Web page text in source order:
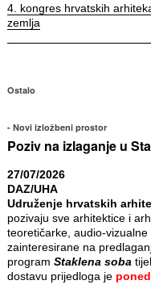
4. kongres hrvatskih
zemlja
Ostalo
Novi izložbeni prostor
Poziv na izlaganje u
27/07/2026
DAZ/UHA
Udruženje hrvatskih
pozivaju sve arhitektice i
teoretičarke, audio-
zainteresirane na
program Staklena soba
dostavu prijedloga je